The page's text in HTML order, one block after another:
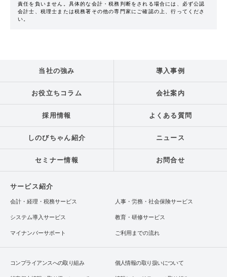
責任を負いません。具体的な会計・税務判断をされる場合には、必ず公認
会計士、税理士または税務署その他の専門家にご確認の上、行ってくださ
い。
当社の強み 導入事例
お役立ちコラム 会社案内
採用情報 よくある質問
しのびちゃん紹介 ニュース
セミナー情報 お問合せ
サービス紹介
会計・経理・税務サービス 人事・労務・社会保険サービス
システム導入サービス 教育・研修サービス
マイナンバーサポート ご利用までの流れ
コンプライアンスへの取り組み 個人情報の取り扱いについて